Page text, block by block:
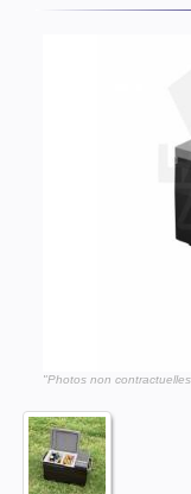
"Photos non